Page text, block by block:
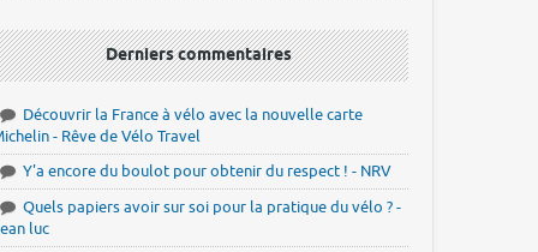
Derniers commentaires
Découvrir la France à vélo avec la nouvelle carte
- Rêve de Vélo Travel
Y'a encore du boulot pour obtenir du respect ! - NRV
Quels papiers avoir sur soi pour la pratique du vélo ? -
luc